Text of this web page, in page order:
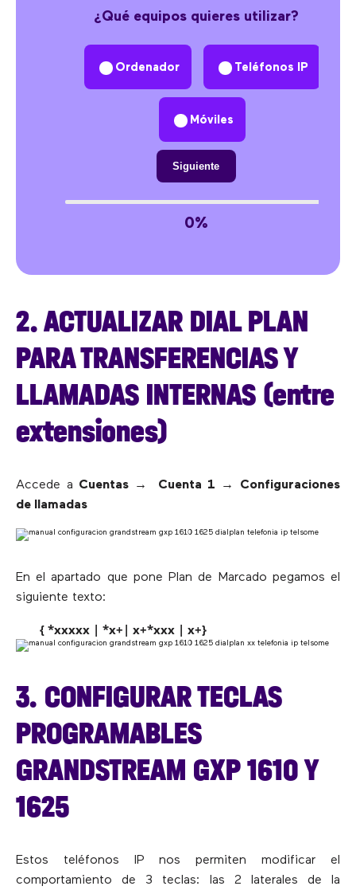
¿Qué equipos quieres utilizar?
Ordenador Teléfonos IP
Móviles
Siguiente
0%
2. ACTUALIZAR DIAL PLAN
PARA TRANSFERENCIAS Y
LLAMADAS INTERNAS (entre
extensiones)
Accede a Cuentas → Cuenta 1 →
Configuraciones
de llamadas
En el apartado que pone Plan de Marcado pegamos el
siguiente texto:
{ *xxxxx | *x+| x+*xxx | x+}
3. CONFIGURAR TECLAS
PROGRAMABLES
GRANDSTREAM GXP 1610 Y
1625
Estos teléfonos IP nos permiten modificar el
comportamiento de 3 teclas: las 2 laterales de la